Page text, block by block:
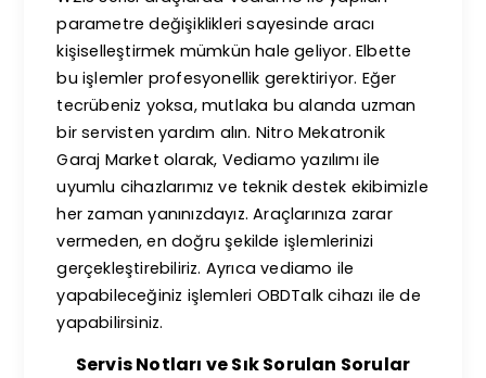
parametre değişiklikleri sayesinde aracı
kişiselleştirmek mümkün hale geliyor. Elbette
bu işlemler profesyonellik gerektiriyor. Eğer
tecrübeniz yoksa, mutlaka bu alanda uzman
bir servisten yardım alın. Nitro Mekatronik
Garaj Market olarak, Vediamo yazılımı ile
uyumlu cihazlarımız ve teknik destek ekibimizle
her zaman yanınızdayız. Araçlarınıza zarar
vermeden, en doğru şekilde işlemlerinizi
gerçekleştirebiliriz. Ayrıca vediamo ile
yapabileceğiniz işlemleri OBDTalk cihazı ile de
yapabilirsiniz.
Servis Notları ve Sık Sorulan Sorular